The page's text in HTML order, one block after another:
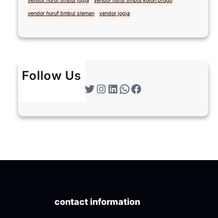
vendor huruf timbul sleman vendor jogja
Follow Us
Twitter Instagram LinkedIn WhatsApp Facebook
contact information